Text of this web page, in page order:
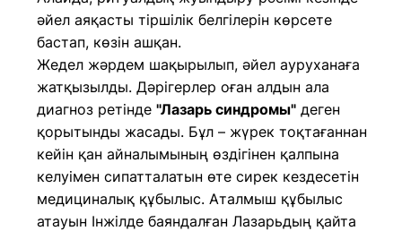
әйел аяқасты тіршілік белгілерін көрсете
бастап, көзін ашқан.
Жедел жәрдем шақырылып, әйел ауруханаға
жатқызылды. Дәрігерлер оған алдын ала
диагноз ретінде "Лазарь синдромы" деген
қорытынды жасады. Бұл – жүрек тоқтағаннан
кейін қан айналымының өздігінен қалпына
келуімен сипатталатын өте сирек кездесетін
медициналық құбылыс. Аталмыш құбылыс
атауын Інжілде баяндалған Лазарьдың қайта